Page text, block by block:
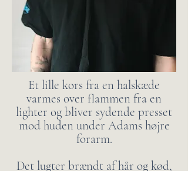
Et lille kors fra en halskæde
varmes over flammen fra en
lighter og bliver sydende presset
mod huden under Adams højre
forarm.
Det lugter brændt af hår og kød,